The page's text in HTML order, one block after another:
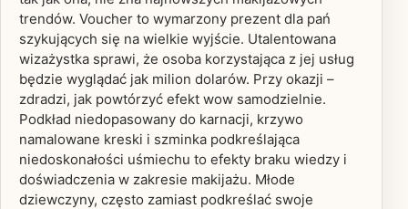
trendów. Voucher to wymarzony prezent dla pań
szykujących się na wielkie wyjście. Utalentowana
wizażystka sprawi, że osoba korzystająca z jej usług
będzie wyglądać jak milion dolarów. Przy okazji –
zdradzi, jak powtórzyć efekt wow samodzielnie.
Podkład niedopasowany do karnacji, krzywo
namalowane kreski i szminka podkreślająca
niedoskonałości uśmiechu to efekty braku wiedzy i
doświadczenia w zakresie makijażu. Młode
dziewczyny, często zamiast podkreślać swoje